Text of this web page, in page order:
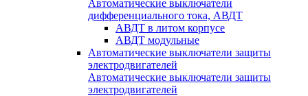
Автоматические выключатели
дифференциального тока, АВДТ
АВДТ в литом корпусе
АВДТ модульные
Автоматические выключатели защиты
электродвигателей
Автоматические выключатели защиты
электродвигателей